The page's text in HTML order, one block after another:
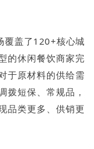
覆盖了120+核心城
的休闲餐饮商家完
于原材料的供给需
拨短保、常规品，
品类更多、供销更